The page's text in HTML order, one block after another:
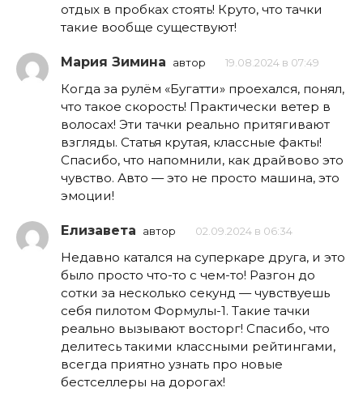
отдых в пробках стоять! Круто, что тачки
такие вообще существуют!
Мария Зимина автор 19.08.2024 в 07:49
Когда за рулём «Бугатти» проехался, понял,
что такое скорость! Практически ветер в
волосах! Эти тачки реально притягивают
взгляды. Статья крутая, классные факты!
Спасибо, что напомнили, как драйвово это
чувство. Авто — это не просто машина, это
эмоции!
Елизавета автор 02.09.2024 в 06:34
Недавно катался на суперкаре друга, и это
было просто что-то с чем-то! Разгон до
сотки за несколько секунд — чувствуешь
себя пилотом Формулы-1. Такие тачки
реально вызывают восторг! Спасибо, что
делитесь такими классными рейтингами,
всегда приятно узнать про новые
бестселлеры на дорогах!